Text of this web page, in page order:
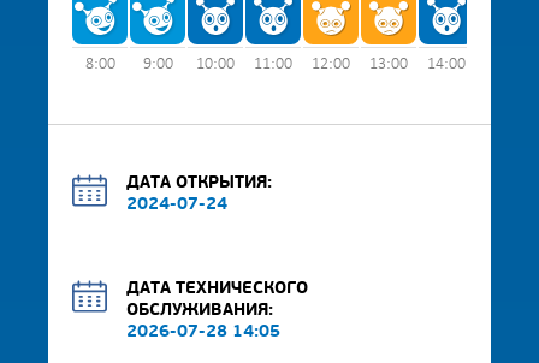
8:00 9:00 10:00 11:00 12:00 13:00 14:00
ДАТА ОТКРЫТИЯ:
2024-07-24
ДАТА ТЕХНИЧЕСКОГО
ОБСЛУЖИВАНИЯ:
2026-07-28 14:05